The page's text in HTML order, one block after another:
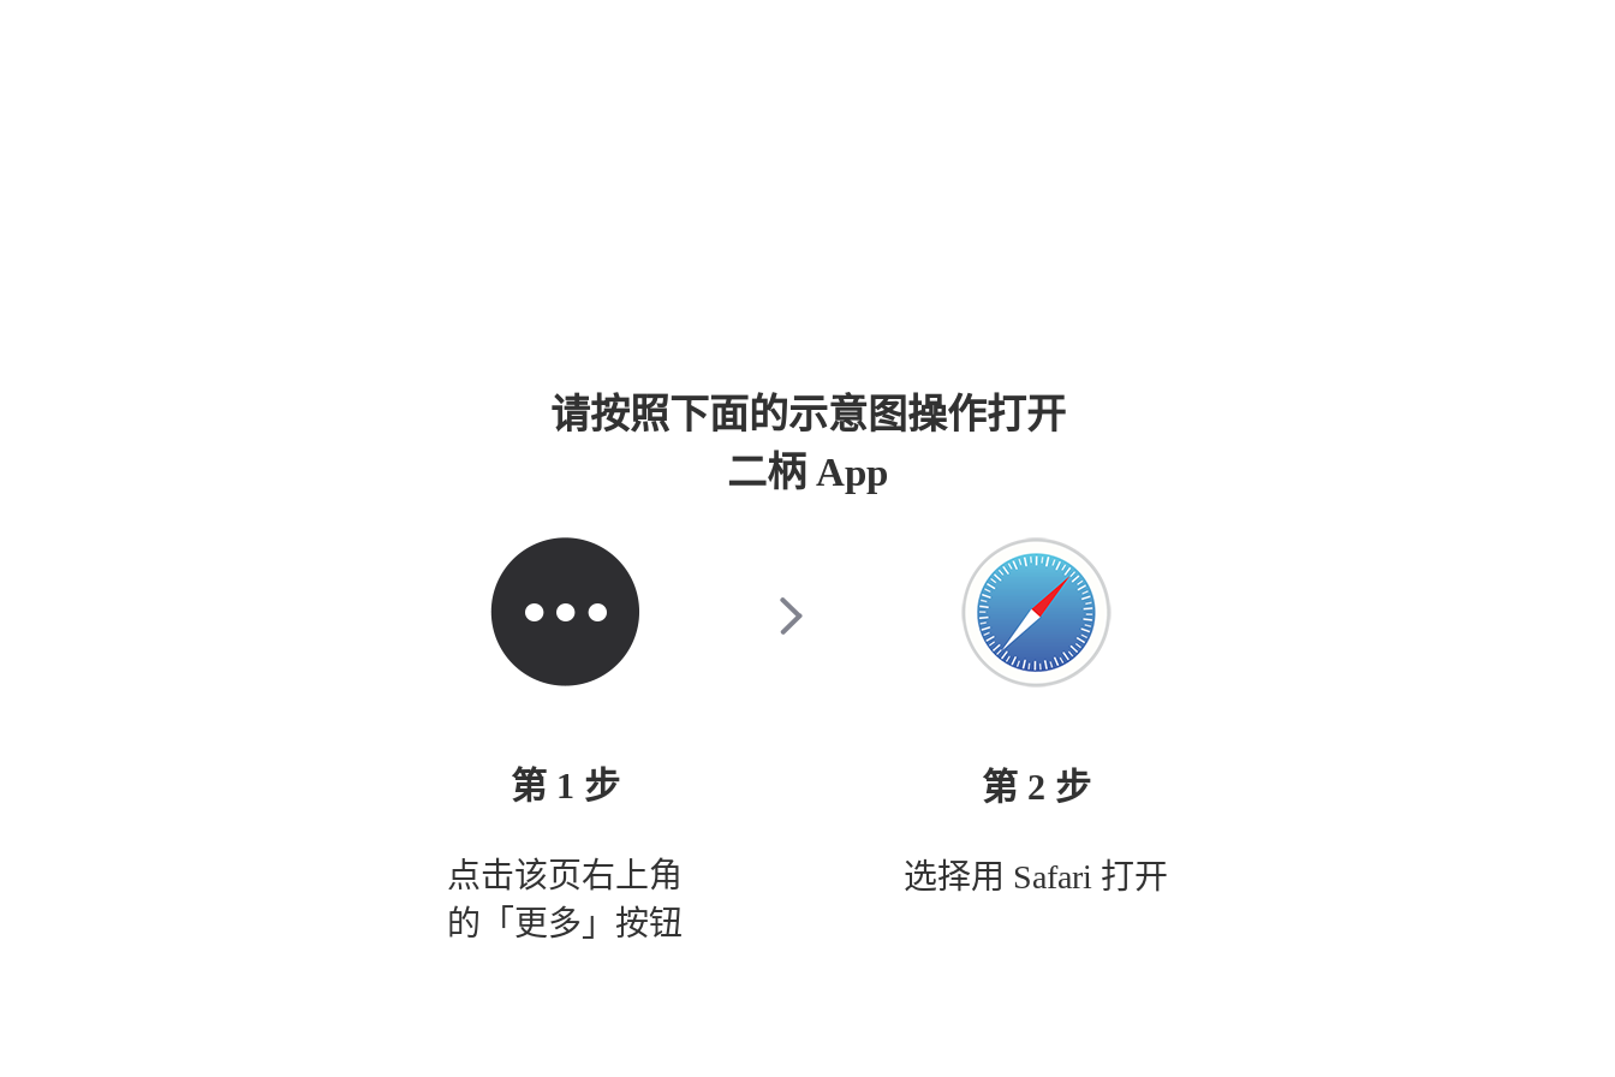
请按照下面的示意图操作打开
二柄 App
第 1 步
点击该页右上角
的「更多」按钮
第 2 步
选择用 Safari 打开